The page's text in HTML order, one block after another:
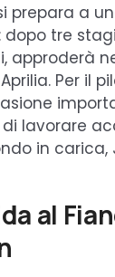
prepara a
dopo tre
approderà
Per il
lavorare
in carica,
al